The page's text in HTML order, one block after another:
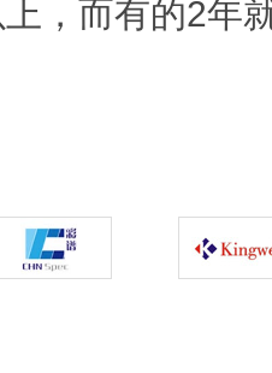
，而有的2年